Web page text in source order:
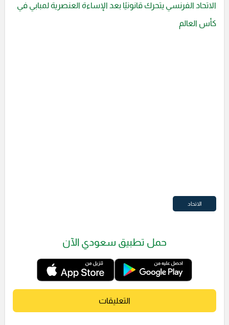
الاتحاد الفرنسي يتحرك قانونيًا بعد الإساءة العنصرية لمبابي في
كأس العالم
الاتحاد
حمل تطبيق سعودي الآن
التعليقات